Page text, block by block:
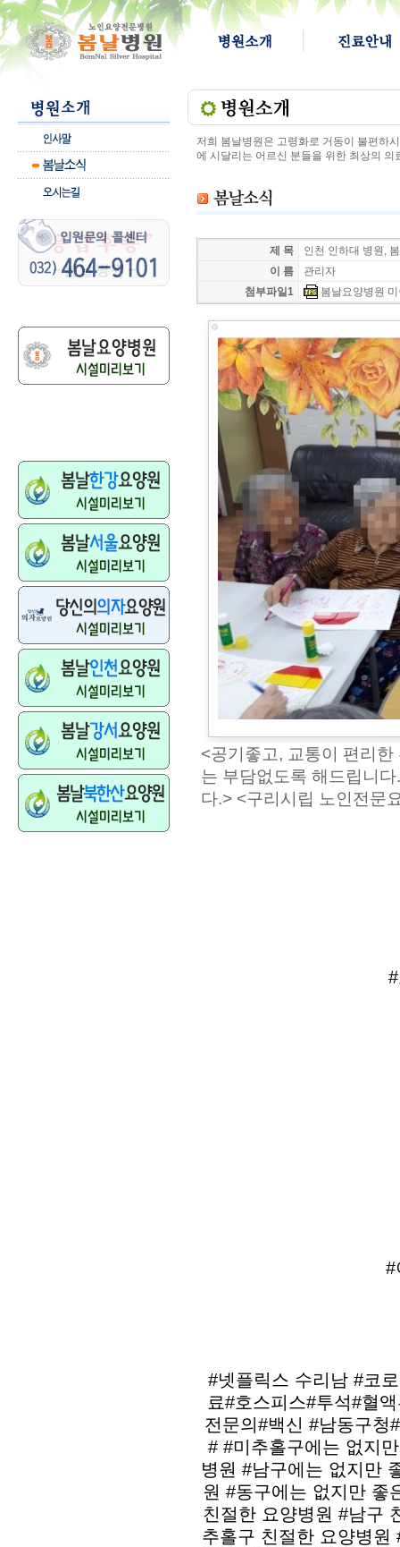
저희 봄날병원은 고령화로 거동이 불편하
에 시달리는 어르신 분들을 위한 최상의
제 목
인천 인하대 병원,
이 름
관리자
첨부파일1
봄날요양병원
<공기좋고, 교통이 편리
는 부담없도록 해드립니
다.> <구리시립 노인전문
#
#넷플릭스 수리남 #코
료#호스피스#투석#혈
전문의#백신 #남동구청
# #미추홀구에는 없지
병원 #남구에는 없지만
원 #동구에는 없지만 좋
친절한 요양병원 #남구
추홀구 친절한 요양병원